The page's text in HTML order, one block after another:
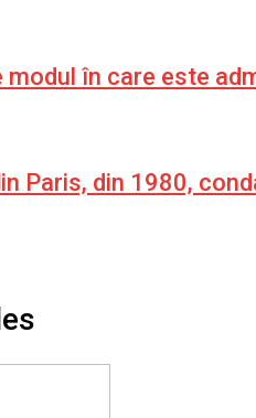
în care este
Paris, din 1980,